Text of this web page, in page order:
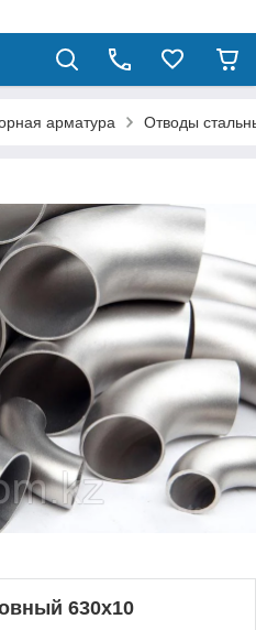
арматура Отводы
630х10